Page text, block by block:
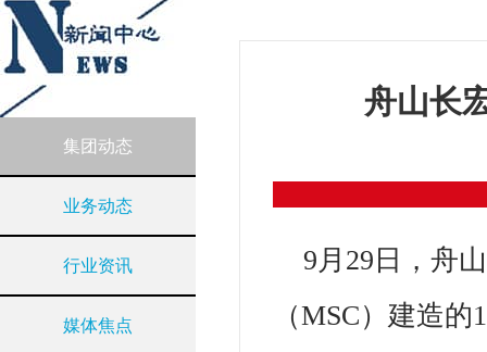
集团动态
业务动态
行业资讯
媒体焦点
舟山长
9月29日，舟
（MSC）建造